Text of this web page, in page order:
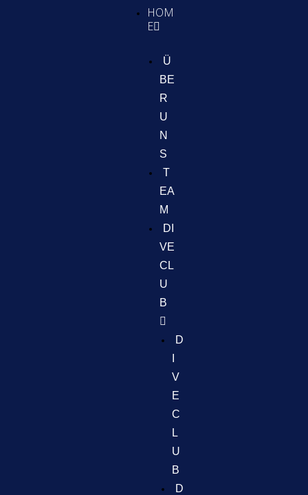
HOM
E
Ü
BE
R
U
N
S
T
EA
M
DI
VE
CL
U
B
D
V
E
C
L
U
B
D